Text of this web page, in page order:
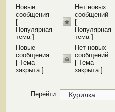
Новые
сообщения
[
Популярная
тема ]
Нет новых
сообщений
[
Популярная
тема ]
Новые
сообщения
[ Тема
закрыта ]
Нет новых
сообщений
[ Тема
закрыта ]
Перейти: